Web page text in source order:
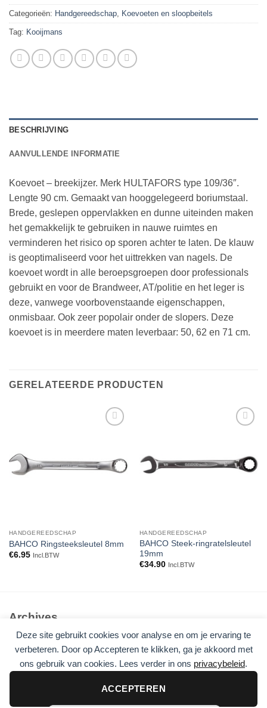
Deze site gebruikt cookies voor analyse en om je ervaring te
verbeteren. Door op Accepteren te klikken, ga je akkoord met
ons gebruik van cookies. Lees verder in ons privacybeleid.
ACCEPTEREN
Categorieën: Handgereedschap Koevoeten en sloopbeitels
Tag: Kooijmans
BESCHRIJVING
AANVULLENDE INFORMATIE
Koevoet – breekijzer. Merk HULTAFORS type 109/36″.
Lengte 90 cm. Gemaakt van hooggelegeerd boriumstaal.
Brede, geslepen oppervlakken en dunne uiteinden maken
het gemakkelijk te gebruiken in nauwe ruimtes en
verminderen het risico op sporen achter te laten. De klauw
is geoptimaliseerd voor het uittrekken van nagels. De
koevoet wordt in alle beroepsgroepen door professionals
gebruikt en voor de Brandweer, AT/politie en het leger is
deze, vanwege voorbovenstaande eigenschappen,
onmisbaar. Ook zeer popolair onder de slopers. Deze
koevoet is in meerdere maten leverbaar: 50, 62 en 71 cm.
GERELATEERDE PRODUCTEN
HANDGEREEDSCHAP
BAHCO Ringsteeksleutel 8mm
€6.95 Incl.BTW
HANDGEREEDSCHAP
BAHCO Steek-ringratelsleutel
19mm
€34.90 Incl.BTW
Archives
Geen archieven om te tonen.
Categories